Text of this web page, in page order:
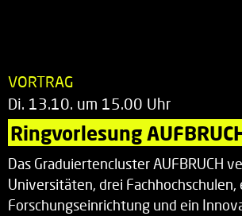
VORTRAG
Di. 13.10. um 15.00 Uhr
Ringvorlesung
Das Graduiertencluster AUFBRUCH
Universitäten, drei Fachhochschulen,
Forschungseinrichtung und ein